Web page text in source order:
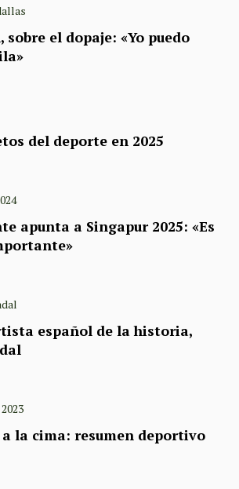
el dopaje: «Yo puedo
del deporte en 2025
apunta a Singapur 2025: «Es
español de la historia,
a la cima: resumen deportivo